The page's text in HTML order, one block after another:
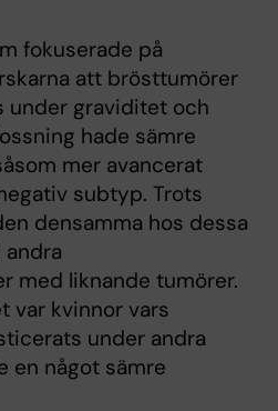
fokuserade på
att brösttumörer
under graviditet och
hade sämre
mer avancerat
subtyp. Trots
densamma hos dessa
med liknande tumörer.
var kvinnor vars
under andra
en något sämre